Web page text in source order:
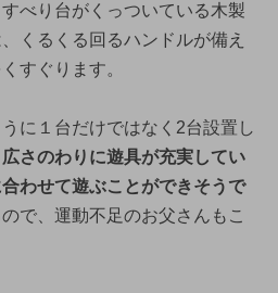
すべり台がくっついている木製
くるくる回るハンドルが備え
すぐります。
に１台だけではなく2台設置し
広さのわりに遊具が充実してい
わせて遊ぶことができそうで
で、運動不足のお父さんもこ